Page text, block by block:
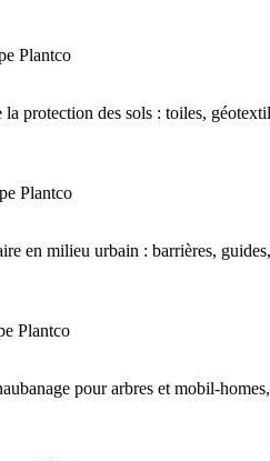
protection des sols : toiles,
en milieu urbain : barrières,
pour arbres et mobil-